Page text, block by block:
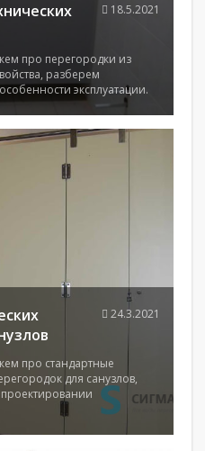
про перегородки из
разберем
эксплуатации.
18.5.2021
про стандартные
для санузлов,
24.3.2021